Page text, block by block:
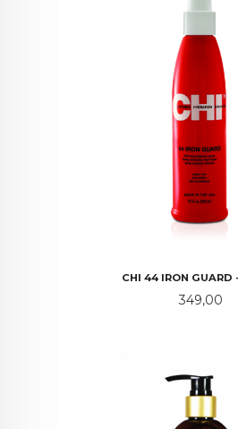
CHI 44 IRON GUARD
Pris
349,00